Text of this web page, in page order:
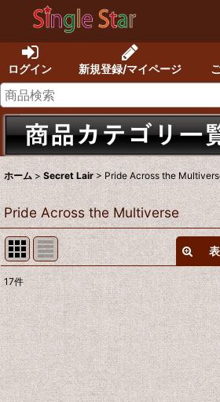
ログイン 新規登録/マイページ
ホーム > Secret Lair > Pride Across the
Pride Across the Multiverse
表示数
在庫あり
並び順 :
17件